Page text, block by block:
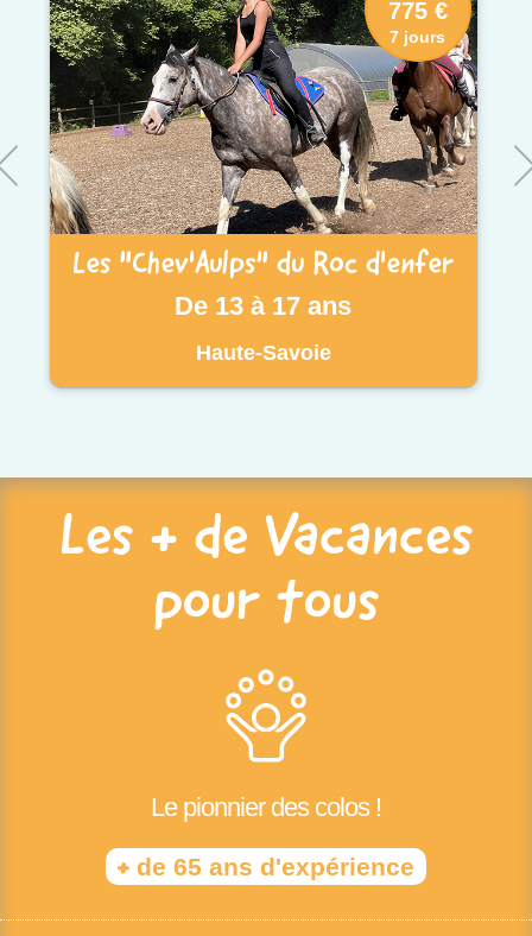
Les "Chev'Aulps" du Roc d'enfer
De 13 à 17 ans
Haute-Savoie
775 €
7 jours
Les + de Vacances
pour tous
Le pionnier des colos !
+ de 65 ans d'expérience